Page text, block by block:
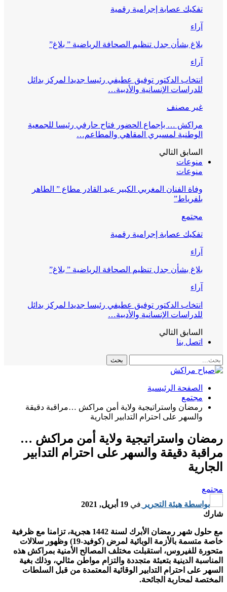
تفكيك عصابة إجرامية رقمية
آراء
بلاغ بشأن جدل تنظيم الصحافة الرياضية ” بلاغ”
آراء
انتخاب الدكتور توفيق عطيفي رئيسا جديدا لمركز بدائل
للدراسات الإنسانية والأدبية…
غير مصنف
مراكش … بإجماع الحضور فتاح حارفي رئيسا للجمعية
الوطنية لمسيري المقاهي والمطاعم…
السابق التالي
منوعات
منوعات
وفاة الفنان المغربي الكبير عبد القادر مطاع ” الطاهر
بلفرياط”
مجتمع
تفكيك عصابة إجرامية رقمية
آراء
بلاغ بشأن جدل تنظيم الصحافة الرياضية ” بلاغ”
آراء
انتخاب الدكتور توفيق عطيفي رئيسا جديدا لمركز بدائل
للدراسات الإنسانية والأدبية…
السابق التالي
اتصل بنا
الصفحة الرئيسية
مجتمع
رمضان واستراتيجية ولاية أمن مراكش …مراقبة دقيقة
والسهر على احترام التدابير الجارية
رمضان واستراتيجية ولاية أمن مراكش …
مراقبة دقيقة والسهر على احترام التدابير
الجارية
مجتمع
بواسطة هيئة التحرير في 19 أبريل, 2021
شارك
مع حلول شهر رمضان الأبرك لسنة 1442 هجرية، تزامنا مع ظرفية
خاصة متسمة بالأزمة الوبائية لمرض (كوفيد-19) وظهور سلالات
متحورة للفيروس، استقبلت مختلف المصالح الأمنية بمراكش هذه
المناسبة الدينية بتعبئة متجددة والتزام مواطن مثالي، وذلك بغية
السهر على احترام التدابير الوقائية المعتمدة من قبل السلطات
المختصة لمحاربة الجائحة.